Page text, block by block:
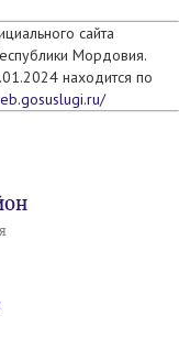
сайта
Мордовия.
находится по